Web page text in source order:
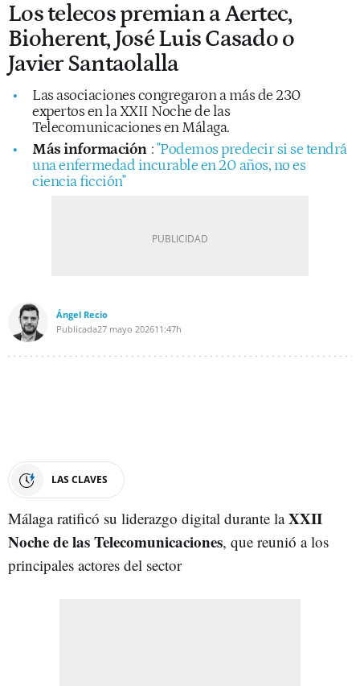
Los telecos premian a Aertec,
Bioherent, José Luis Casado o
Javier Santaolalla
Las asociaciones congregaron a más de 230
expertos en la XXII Noche de las
Telecomunicaciones en Málaga.
Más información :"Podemos predecir si se tendrá
una enfermedad incurable en 20 años, no es
ciencia ficción"
Ángel Recio
Publicada27 mayo 202611:47h
LAS CLAVES
Málaga ratificó su liderazgo digital durante laXXII
Noche de las Telecomunicaciones, que reunió a los
principales actores del sector